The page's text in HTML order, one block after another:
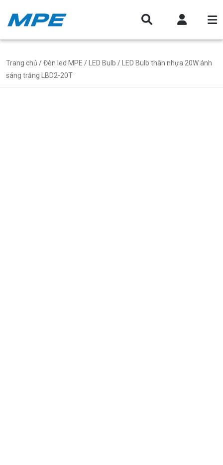
Trang chủ /Đèn led MPE / LED Bulb / LED Bulb thân nhựa 20W ánh
sáng trắng LBD2-20T